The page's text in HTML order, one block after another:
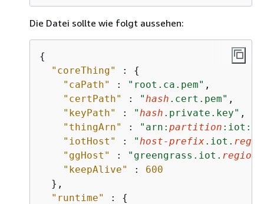
Die Datei sollte wie folgt aussehen:
{
"coreThing"
: {
"caPath"
: "root.ca.pem" ,
"certPath"
: "hash .cert.pem" ,
"keyPath"
: "hash .private.key" ,
"thingArn"
: "arn: partition :iot:
"iotHost"
: "host-prefix.iot.
"ggHost"
: "greengrass.iot. region
"keepAlive"
: 600
  },
"runtime"
: {